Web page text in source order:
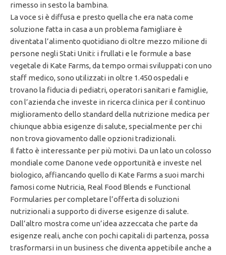
rimesso in sesto la bambina.
La voce si è diffusa e presto quella che era nata come
soluzione fatta in casa a un problema famigliare è
diventata l’alimento quotidiano di oltre mezzo milione di
persone negli Stati Uniti: i frullati e le formule a base
vegetale di Kate Farms, da tempo ormai sviluppati con uno
staff medico, sono utilizzati in oltre 1.450 ospedali e
trovano la fiducia di pediatri, operatori sanitari e famiglie,
con l’azienda che investe in ricerca clinica per il continuo
miglioramento dello standard della nutrizione medica per
chiunque abbia esigenze di salute, specialmente per chi
non trova giovamento dalle opzioni tradizionali.
Il fatto è interessante per più motivi. Da un lato un colosso
mondiale come Danone vede opportunità e investe nel
biologico, affiancando quello di Kate Farms a suoi marchi
famosi come Nutricia, Real Food Blends e Functional
Formularies per completare l’offerta di soluzioni
nutrizionali a supporto di diverse esigenze di salute.
Dall’altro mostra come un’idea azzeccata che parte da
esigenze reali, anche con pochi capitali di partenza, possa
trasformarsi in un business che diventa appetibile anche a